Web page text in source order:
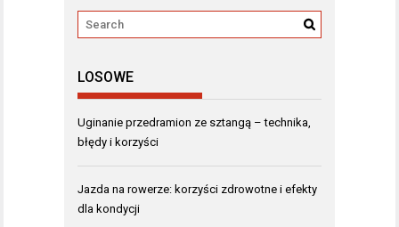
LOSOWE
Uginanie przedramion ze sztangą – technika,
błędy i korzyści
Jazda na rowerze: korzyści zdrowotne i efekty
dla kondycji